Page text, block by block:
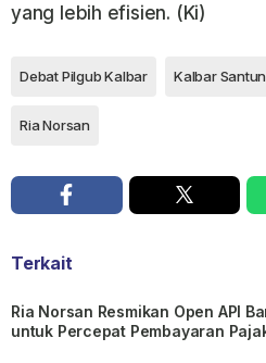
yang lebih efisien. (Ki)
Debat Pilgub Kalbar Kalbar Santun
Ria Norsan
Terkait
Ria Norsan Resmikan Open API
untuk Percepat Pembayaran